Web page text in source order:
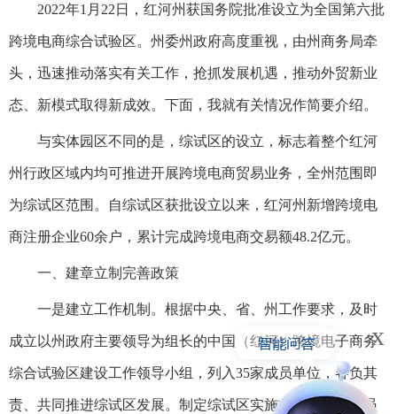
2022年1月22日，红河州获国务院批准设立为全国第六批
跨境电商综合试验区。州委州政府高度重视，由州商务局牵
头，迅速推动落实有关工作，抢抓发展机遇，推动外贸新业
态、新模式取得新成效。下面，我就有关情况作简要介绍。
与实体园区不同的是，综试区的设立，标志着整个红河
州行政区域内均可推进开展跨境电商贸易业务，全州范围即
为综试区范围。自综试区获批设立以来，红河州新增跨境电
商注册企业60余户，累计完成跨境电商交易额48.2亿元。
一、建章立制完善政策
一是建立工作机制。根据中央、省、州工作要求，及时
成立以州政府主要领导为组长的中国（红河）跨境电子商务
综合试验区建设工作领导小组，列入35家成员单位，各负其
责、共同推进综试区发展。制定综试区实施方案，明确成员
x